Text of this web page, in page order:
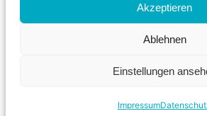
Akzeptieren
Ablehnen
Einstellungen
Impressum